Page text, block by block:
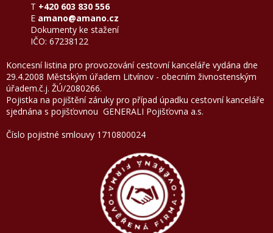
T +420 603 830 556
E amano@amano.cz
Dokumenty ke stažení
IČO: 67238122
Koncesní listina pro provozování cestovní kanceláře vydána dne
29.4.2008 Městským úřadem Litvínov - obecním živnostenským
úřadem.č.j. ŽÚ/2080266.
Pojistka na pojištění záruky pro případ úpadku cestovní kanceláře
sjednána s pojišťovnou GENERALI Pojišťovna
Číslo pojistné smlouvy 1710800024